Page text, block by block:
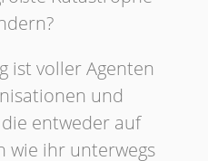
ist voller Agenten
und
entweder auf
wie ihr unterwegs